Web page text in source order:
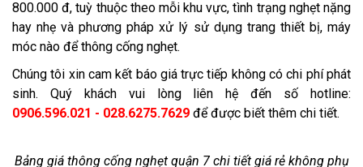
800.000 đ, tuỳ thuộc theo mỗi khu vực, tình trạng nghẹt nặng
hay nhẹ và phương pháp xử lý sử dụng trang thiết bị, máy
móc nào để thông cống nghẹt.
Chúng tôi xin cam kết báo giá trực tiếp không có chi phí phát
sinh. Quý khách vui lòng liên hệ đến số hotline:
0906.596.021 - 028.6275.7629 để được biết thêm chi tiết.
Bảng giá thông cống nghẹt quận 7 chi tiết giá rẻ không phụ